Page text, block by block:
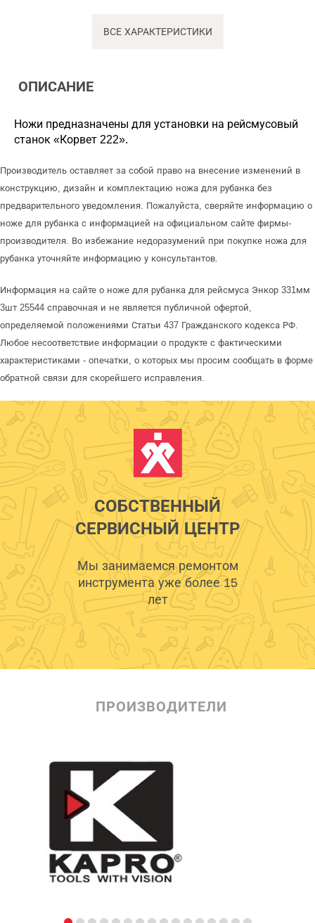
ВСЕ ХАРАКТЕРИСТИКИ
ОПИСАНИЕ
Ножи предназначены для установки на рейсмусовый
станок «Корвет 222».
Производитель оставляет за собой право на внесение изменений в
конструкцию, дизайн и комплектацию ножа для рубанка без
предварительного уведомления. Пожалуйста, сверяйте информацию о
ноже для рубанка с информацией на официальном сайте фирмы-
производителя. Во избежание недоразумений при покупке ножа для
рубанка уточняйте информацию у консультантов.
Информация на сайте о ноже для рубанка для рейсмуса Энкор 331мм
3шт 25544 справочная и не является публичной офертой,
определяемой положениями Статьи 437 Гражданского кодекса РФ.
Любое несоответствие информации о продукте с фактическими
характеристиками - опечатки, о которых мы просим сообщать в форме
обратной связи для скорейшего исправления.
СОБСТВЕННЫЙ
СЕРВИСНЫЙ ЦЕНТР
Мы занимаемся ремонтом
инструмента уже более 15
лет
ПРОИЗВОДИТЕЛИ